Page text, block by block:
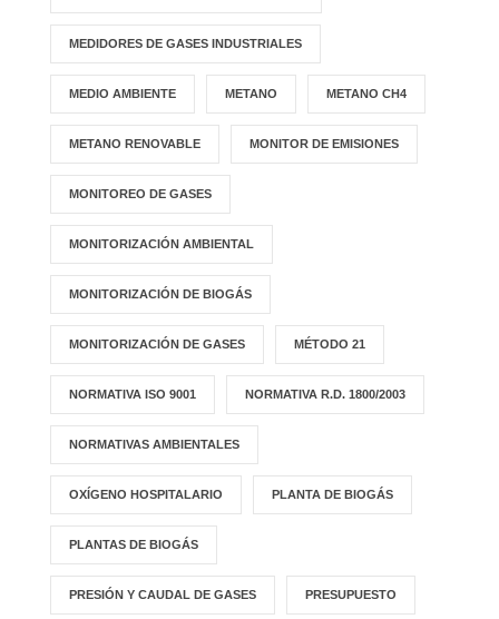
MEDIDORES DE GASES INDUSTRIALES
MEDIO AMBIENTE METANO METANO CH4
METANO RENOVABLE MONITOR DE EMISIONES
MONITOREO DE GASES
MONITORIZACIÓN AMBIENTAL
MONITORIZACIÓN DE BIOGÁS
MONITORIZACIÓN DE GASES MÉTODO 21
NORMATIVA ISO 9001 NORMATIVA R.D. 1800/2003
NORMATIVAS AMBIENTALES
OXÍGENO HOSPITALARIO PLANTA DE BIOGÁS
PLANTAS DE BIOGÁS
PRESIÓN Y CAUDAL DE GASES PRESUPUESTO